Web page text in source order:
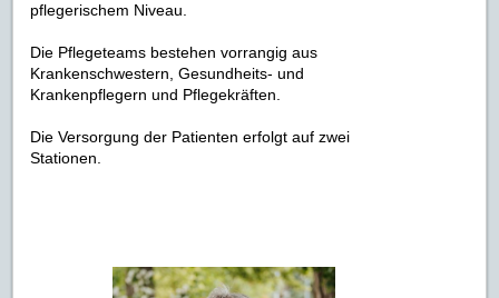
pflegerischem Niveau.
Die Pflegeteams bestehen vorrangig aus
Krankenschwestern, Gesundheits- und
Krankenpflegern und Pflegekräften.
Die Versorgung der Patienten erfolgt auf zwei
Stationen.